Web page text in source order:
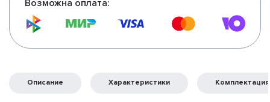
Возможна оплата:
Описание Характеристики Комплектация